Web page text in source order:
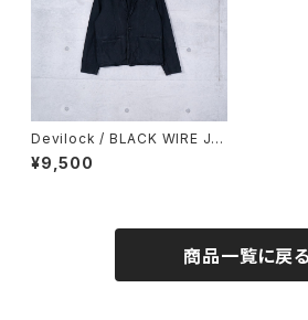
Devilock / BLACK WIRE JA
CKET (used)
¥9,500
商品一覧に戻る